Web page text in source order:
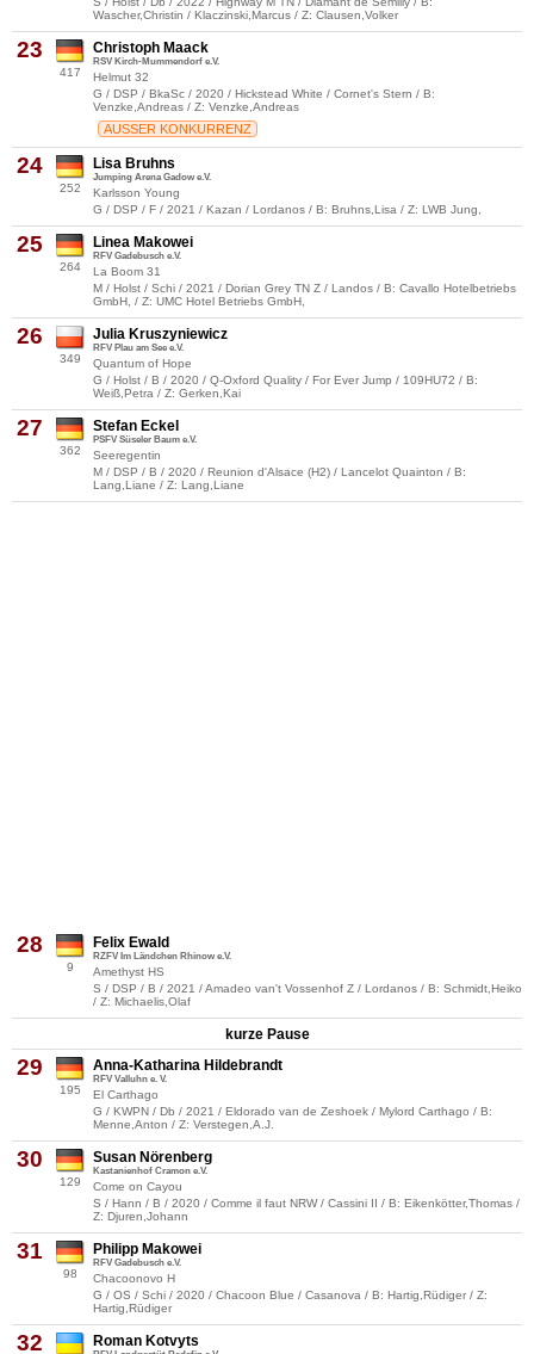
Wascher,Christin / Klaczinski,Marcus / Z: Clausen,Volker
23
417
Christoph Maack
RSV Kirch-Mummendorf e.V.
Helmut 32
G / DSP / BkaSc / 2020 / Hickstead White / Cornet's Stern / B:
Venzke,Andreas / Z: Venzke,Andreas
AUSSER KONKURRENZ
24
252
Lisa Bruhns
Jumping Arena Gadow e.V.
Karlsson Young
G / DSP / F / 2021 / Kazan / Lordanos / B: Bruhns,Lisa / Z: LWB Jung,
25
264
Linea Makowei
RFV Gadebusch e.V.
La Boom 31
M / Holst / Schi / 2021 / Dorian Grey TN Z / Landos / B: Cavallo Hotelbetriebs
GmbH, / Z: UMC Hotel Betriebs GmbH,
26
349
Julia Kruszyniewicz
RFV Plau am See e.V.
Quantum of Hope
G / Holst / B / 2020 / Q-Oxford Quality / For Ever Jump / 109HU72 / B:
Weiß,Petra / Z: Gerken,Kai
27
362
Stefan Eckel
PSFV Süseler Baum e.V.
Seeregentin
M / DSP / B / 2020 / Reunion d'Alsace (H2) / Lancelot Quainton / B:
Lang,Liane / Z: Lang,Liane
28
9
Felix Ewald
RZFV Im Ländchen Rhinow e.V.
Amethyst HS
S / DSP / B / 2021 / Amadeo van't Vossenhof Z / Lordanos / B: Schmidt,Heiko
/ Z: Michaelis,Olaf
kurze Pause
29
195
Anna-Katharina Hildebrandt
RFV Valluhn e. V.
El Carthago
G / KWPN / Db / 2021 / Eldorado van de Zeshoek / Mylord Carthago / B:
Menne,Anton / Z: Verstegen,A.J.
30
129
Susan Nörenberg
Kastanienhof Cramon e.V.
Come on Cayou
S / Hann / B / 2020 / Comme il faut NRW / Cassini II / B: Eikenkötter,Thomas /
Z: Djuren,Johann
31
98
Philipp Makowei
RFV Gadebusch e.V.
Chacoonovo H
G / OS / Schi / 2020 / Chacoon Blue / Casanova / B: Hartig,Rüdiger / Z:
Hartig,Rüdiger
32 Roman Kotvyts